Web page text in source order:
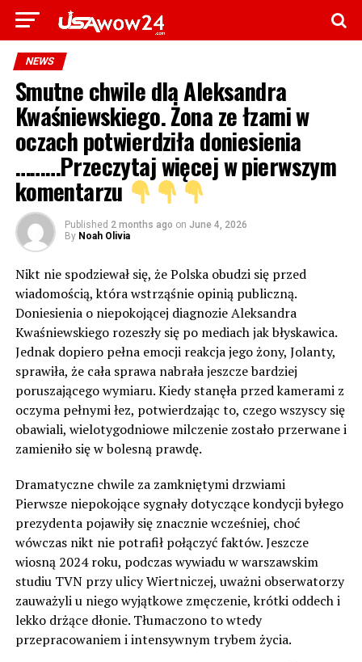
NEWS
Smutne chwile dla Aleksandra
Kwaśniewskiego. Żona ze łzami w
oczach potwierdziła doniesienia
………Przeczytaj więcej w pierwszym
komentarzu
Published 2 months ago on June 4, 2026
By Noah Olivia
Nikt nie spodziewał się, że Polska obudzi się przed
wiadomością, która wstrząśnie opinią publiczną.
Doniesienia o niepokojącej diagnozie Aleksandra
Kwaśniewskiego rozeszły się po mediach jak błyskawica.
Jednak dopiero pełna emocji reakcja jego żony, Jolanty,
sprawiła, że cała sprawa nabrała jeszcze bardziej
poruszającego wymiaru. Kiedy stanęła przed kamerami z
oczyma pełnymi łez, potwierdzając to, czego wszyscy się
obawiali, wielotygodniowe milczenie zostało przerwane i
zamieniło się w bolesną prawdę.
Dramatyczne chwile za zamkniętymi drzwiami
Pierwsze niepokojące sygnały dotyczące kondycji byłego
prezydenta pojawiły się znacznie wcześniej, choć
wówczas nikt nie potrafił połączyć faktów. Jeszcze
wiosną 2024 roku, podczas wywiadu w warszawskim
studiu TVN przy ulicy Wiertniczej, uważni obserwatorzy
zauważyli u niego wyjątkowe zmęczenie, krótki oddech i
lekko drżące dłonie. Tłumaczono to wtedy
przepracowaniem i intensywnym trybem życia.